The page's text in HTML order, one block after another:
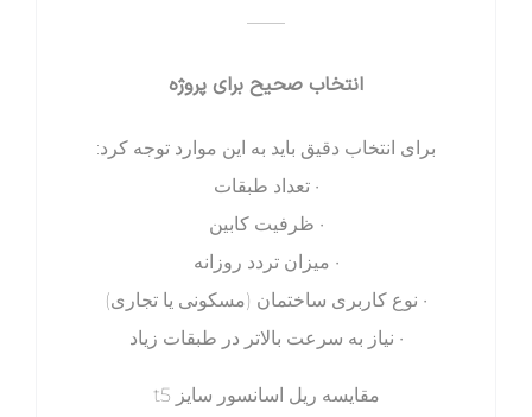
——
انتخاب صحیح برای پروژه
برای انتخاب دقیق باید به این موارد توجه کرد:
• تعداد طبقات
• ظرفیت کابین
• میزان تردد روزانه
• نوع کاربری ساختمان (مسکونی یا تجاری)
• نیاز به سرعت بالاتر در طبقات زیاد
مقایسه ریل اسانسور سایز t5